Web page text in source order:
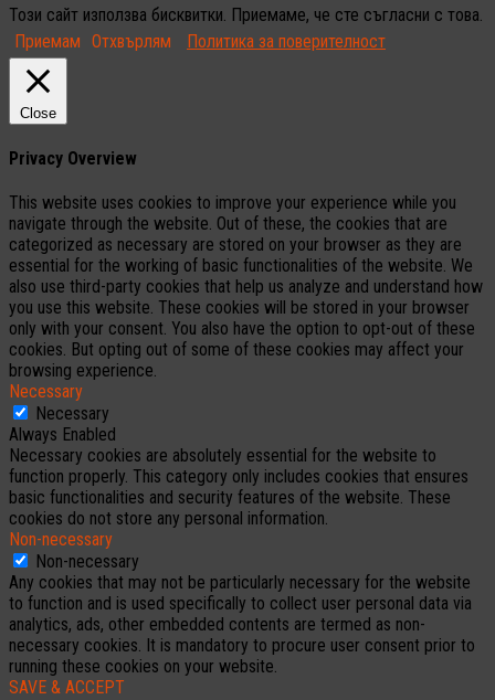
Този сайт използва бисквитки. Приемаме, че сте съгласни с това.
Приемам Отхвърлям Политика за поверителност
Close
Privacy Overview
This website uses cookies to improve your experience while you
navigate through the website. Out of these, the cookies that are
categorized as necessary are stored on your browser as they are
essential for the working of basic functionalities of the website. We
also use third-party cookies that help us analyze and understand how
you use this website. These cookies will be stored in your browser
only with your consent. You also have the option to opt-out of these
cookies. But opting out of some of these cookies may affect your
browsing experience.
Necessary
Necessary
Always Enabled
Necessary cookies are absolutely essential for the website to
function properly. This category only includes cookies that ensures
basic functionalities and security features of the website. These
cookies do not store any personal information.
Non-necessary
Non-necessary
Any cookies that may not be particularly necessary for the website
to function and is used specifically to collect user personal data via
analytics, ads, other embedded contents are termed as non-
necessary cookies. It is mandatory to procure user consent prior to
running these cookies on your website.
SAVE & ACCEPT